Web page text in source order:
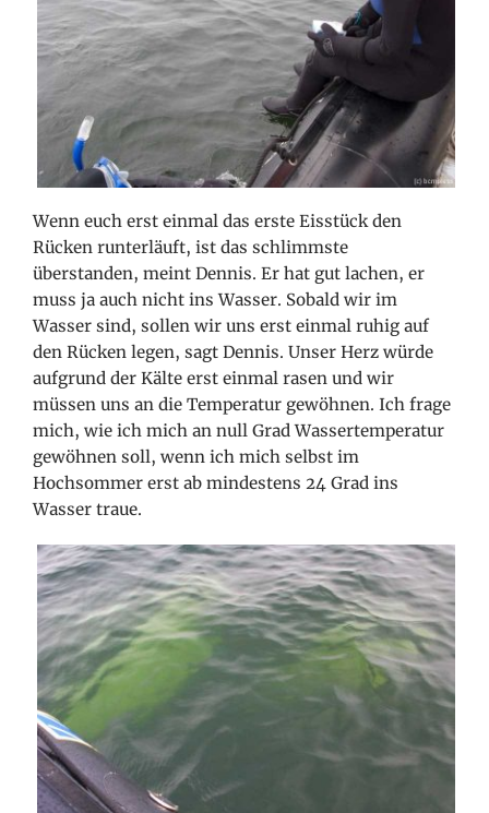
Wenn euch erst einmal das erste Eisstück den
Rücken runterläuft, ist das schlimmste
überstanden, meint Dennis. Er hat gut lachen, er
muss ja auch nicht ins Wasser. Sobald wir im
Wasser sind, sollen wir uns erst einmal ruhig auf
den Rücken legen, sagt Dennis. Unser Herz würde
aufgrund der Kälte erst einmal rasen und wir
müssen uns an die Temperatur gewöhnen. Ich frage
mich, wie ich mich an null Grad Wassertemperatur
gewöhnen soll, wenn ich mich selbst im
Hochsommer erst ab mindestens 24 Grad ins
Wasser traue.